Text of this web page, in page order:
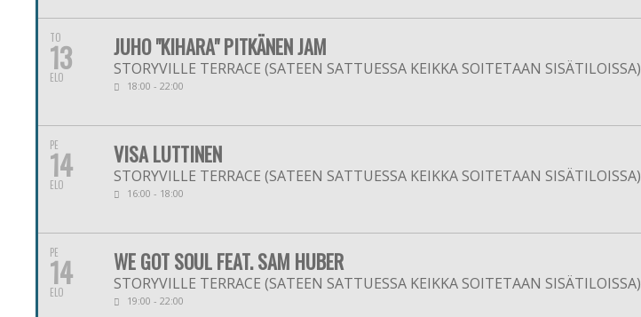
TO
13
ELO
JUHO "KIHARA" PITKÄNEN JAM
STORYVILLE TERRACE (SATEEN SATTUESSA KEIKKA SOITETAAN SISÄTILOISSA)
18:00 - 22:00
PE
14
ELO
VISA LUTTINEN
STORYVILLE TERRACE (SATEEN SATTUESSA KEIKKA SOITETAAN SISÄTILOISSA)
16:00 - 18:00
PE
14
ELO
WE GOT SOUL FEAT. SAM HUBER
STORYVILLE TERRACE (SATEEN SATTUESSA KEIKKA SOITETAAN SISÄTILOISSA)
19:00 - 22:00